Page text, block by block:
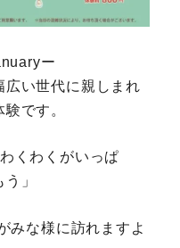
ー
広い世代に親しまれ
です。
くわくがいっぱ
」
みな様に訪れますよ